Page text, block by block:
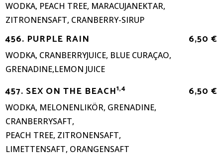
WODKA, PEACH TREE, MARACUJANEKTAR,
ZITRONENSAFT, CRANBERRY-SIRUP
456. PURPLE RAIN
WODKA, CRANBERRYJUICE, BLUE CURAÇAO,
GRENADINE,LEMON JUICE
6,50 €
457. SEX ON THE BEACH1,4
WODKA, MELONENLIKÖR, GRENADINE,
CRANBERRYSAFT,
PEACH TREE, ZITRONENSAFT,
LIMETTENSAFT, ORANGENSAFT
6,50 €